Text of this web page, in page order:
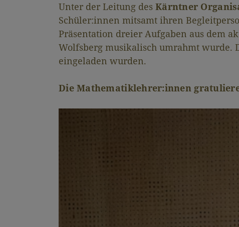
Unter der Leitung des Kärntner
Schüler:innen mitsamt ihren
Präsentation dreier Aufgaben aus dem
Wolfsberg musikalisch umrahmt wurde.
eingeladen wurden.
Die Mathematiklehrer:innen